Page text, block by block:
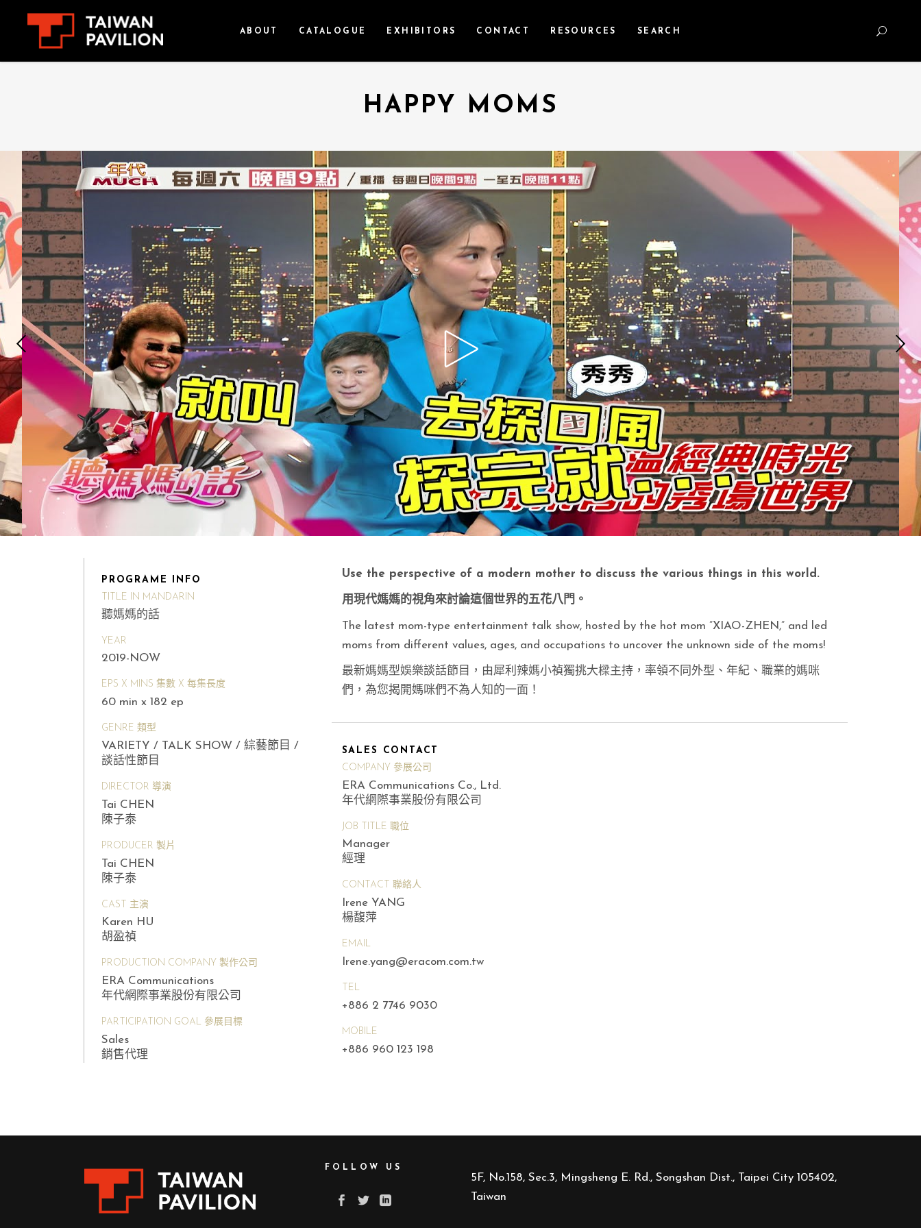
ABOUT CATALOGUE EXHIBITORS CONTACT RESOURCES SEARCH
HAPPY MOMS
PROGRAME INFO
TITLE IN MANDARIN
聽媽媽的話
YEAR
2019-NOW
EPS X MINS 集數 X 每集長度
60 min x 182 ep
GENRE 類型
VARIETY / TALK SHOW / 綜藝節目 /
談話性節目
DIRECTOR 導演
Tai CHEN
陳子泰
PRODUCER 製片
Tai CHEN
陳子泰
CAST 主演
Karen HU
胡盈禎
PRODUCTION COMPANY 製作公司
ERA Communications
年代網際事業股份有限公司
PARTICIPATION GOAL 參展目標
Sales
銷售代理
Use the perspective of a modern mother to discuss the various things in this world.
用現代媽媽的視角來討論這個世界的五花八門。
The latest mom-type entertainment talk show, hosted by the hot mom ”XIAO-ZHEN,” and led
moms from different values, ages, and occupations to uncover the unknown side of the moms!
最新媽媽型娛樂談話節目，由犀利辣媽小禎獨挑大樑主持，率領不同外型、年紀、職業的媽咪
們，為您揭開媽咪們不為人知的一面！
SALES CONTACT
COMPANY 參展公司
ERA Communications Co., Ltd.
年代網際事業股份有限公司
JOB TITLE 職位
Manager
經理
CONTACT 聯絡人
Irene YANG
楊馥萍
EMAIL
Irene.yang@eracom.com.tw
TEL
+886 2 7746 9030
MOBILE
+886 960 123 198
FOLLOW US
5F, No.158, Sec.3, Mingsheng E. Rd., Songshan Dist., Taipei City 105402,
Taiwan